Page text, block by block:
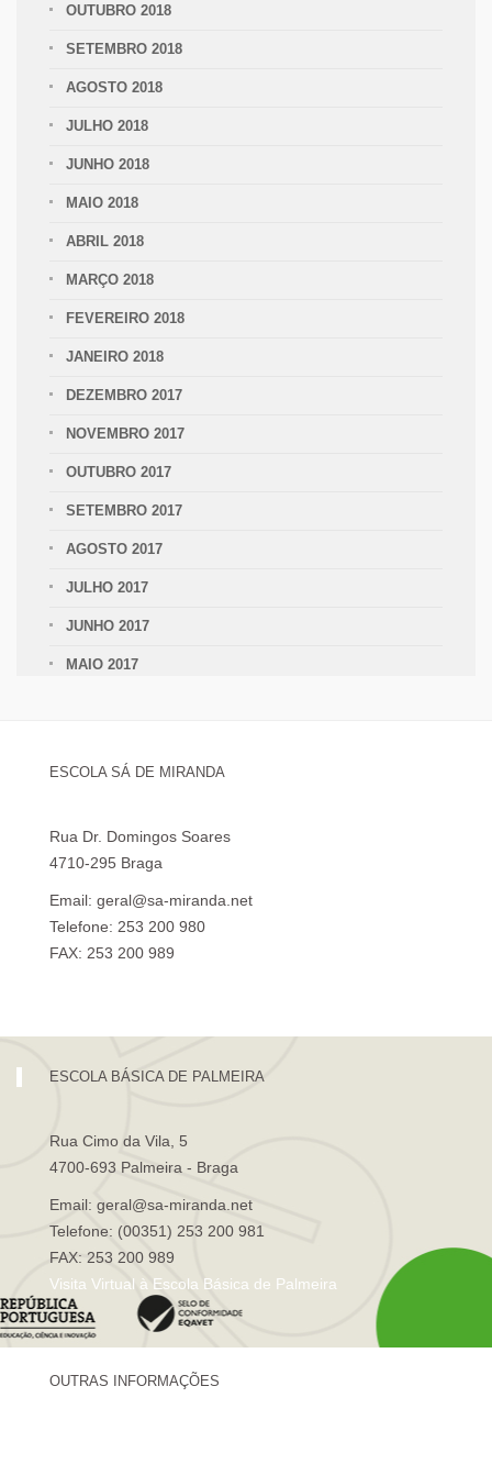
OUTUBRO 2018
SETEMBRO 2018
AGOSTO 2018
JULHO 2018
JUNHO 2018
MAIO 2018
ABRIL 2018
MARÇO 2018
FEVEREIRO 2018
JANEIRO 2018
DEZEMBRO 2017
NOVEMBRO 2017
OUTUBRO 2017
SETEMBRO 2017
AGOSTO 2017
JULHO 2017
JUNHO 2017
MAIO 2017
ESCOLA SÁ DE MIRANDA
Rua Dr. Domingos Soares
4710-295 Braga
Email: geral@sa-miranda.net
Telefone: 253 200 980
FAX: 253 200 989
ESCOLA BÁSICA DE PALMEIRA
Rua Cimo da Vila, 5
4700-693 Palmeira - Braga
Email: geral@sa-miranda.net
Telefone: (00351) 253 200 981
FAX: 253 200 989
Visita Virtual à Escola Básica de Palmeira
OUTRAS INFORMAÇÕES